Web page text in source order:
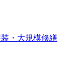
・大規模修繕